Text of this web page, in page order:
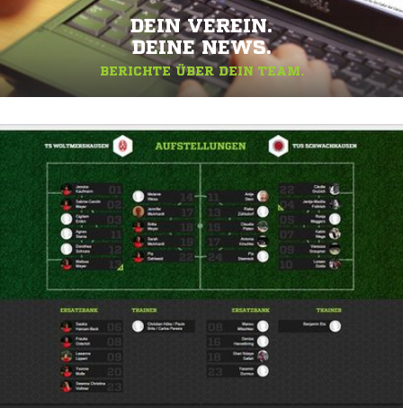
DEIN VEREIN.
DEINE NEWS.
BERICHTE ÜBER DEIN TEAM.